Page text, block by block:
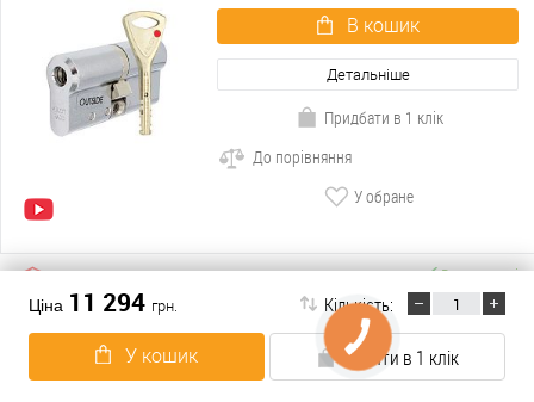
Ціна 11 294 грн. Кількість:
У кошик Купити в 1 клік
В кошик
Детальніше
Придбати в 1 клік
До порівняння
У обране
В наявності
Циліндр ABLOY Protec2 62 (31*31)
хром полірований
грн.